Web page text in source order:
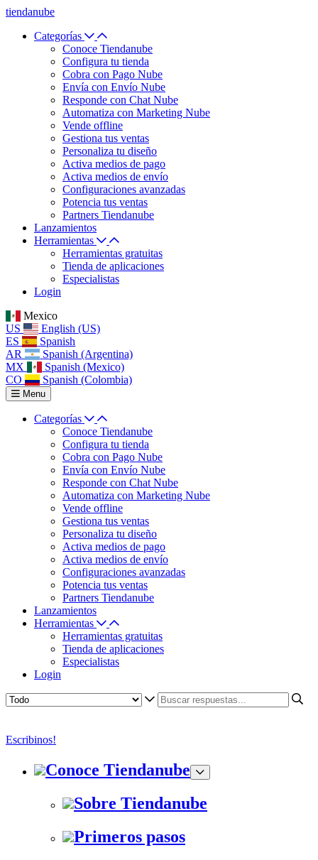
tiendanube
Categorías
Conoce Tiendanube
Configura tu tienda
Cobra con Pago Nube
Envía con Envío Nube
Responde con Chat Nube
Automatiza con Marketing Nube
Vende offline
Gestiona tus ventas
Personaliza tu diseño
Activa medios de pago
Activa medios de envío
Configuraciones avanzadas
Potencia tus ventas
Partners Tiendanube
Lanzamientos
Herramientas
Herramientas gratuitas
Tienda de aplicaciones
Especialistas
Login
Mexico
US
English (US)
ES
Spanish
AR
Spanish (Argentina)
MX
Spanish (Mexico)
CO
Spanish (Colombia)
Menu
Categorías
Conoce Tiendanube
Configura tu tienda
Cobra con Pago Nube
Envía con Envío Nube
Responde con Chat Nube
Automatiza con Marketing Nube
Vende offline
Gestiona tus ventas
Personaliza tu diseño
Activa medios de pago
Activa medios de envío
Configuraciones avanzadas
Potencia tus ventas
Partners Tiendanube
Lanzamientos
Herramientas
Herramientas gratuitas
Tienda de aplicaciones
Especialistas
Login
Escribinos!
Conoce Tiendanube
Sobre Tiendanube
Primeros pasos